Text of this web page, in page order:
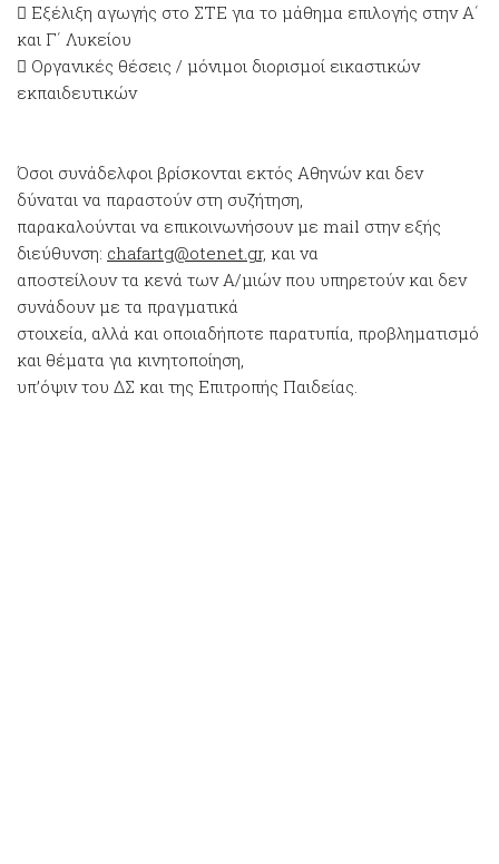
 Εξέλιξη αγωγής στο ΣΤΕ για το μάθημα επιλογής στην Α΄
και Γ΄ Λυκείου
 Οργανικές θέσεις / μόνιμοι διορισμοί εικαστικών
εκπαιδευτικών
Όσοι συνάδελφοι βρίσκονται εκτός Αθηνών και δεν
δύναται να παραστούν στη συζήτηση,
παρακαλούνται να επικοινωνήσουν με mail στην εξής
διεύθυνση: chafartg@otenet.gr, και να
αποστείλουν τα κενά των Α/μιών που υπηρετούν και δεν
συνάδουν με τα πραγματικά
στοιχεία, αλλά και οποιαδήποτε παρατυπία, προβληματισμό
και θέματα για κινητοποίηση,
υπ’όψιν του ΔΣ και της Επιτροπής Παιδείας.